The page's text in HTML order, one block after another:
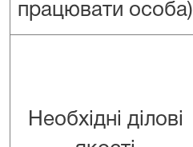
працювати особа)
Необхідні ділові